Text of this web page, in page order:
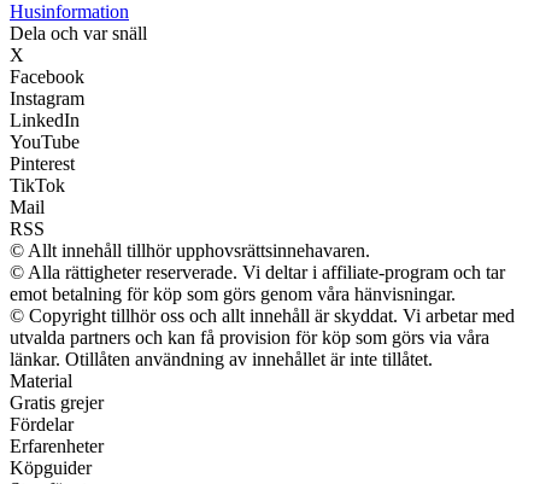
Husinformation
Dela och var snäll
X
Facebook
Instagram
LinkedIn
YouTube
Pinterest
TikTok
Mail
RSS
© Allt innehåll tillhör upphovsrättsinnehavaren.
© Alla rättigheter reserverade. Vi deltar i affiliate-program och tar
emot betalning för köp som görs genom våra hänvisningar.
© Copyright tillhör oss och allt innehåll är skyddat. Vi arbetar med
utvalda partners och kan få provision för köp som görs via våra
länkar. Otillåten användning av innehållet är inte tillåtet.
Material
Gratis grejer
Fördelar
Erfarenheter
Köpguider